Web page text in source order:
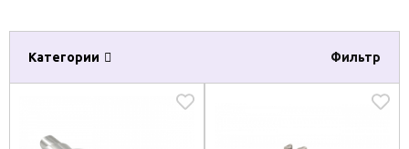
Категории Фильтр